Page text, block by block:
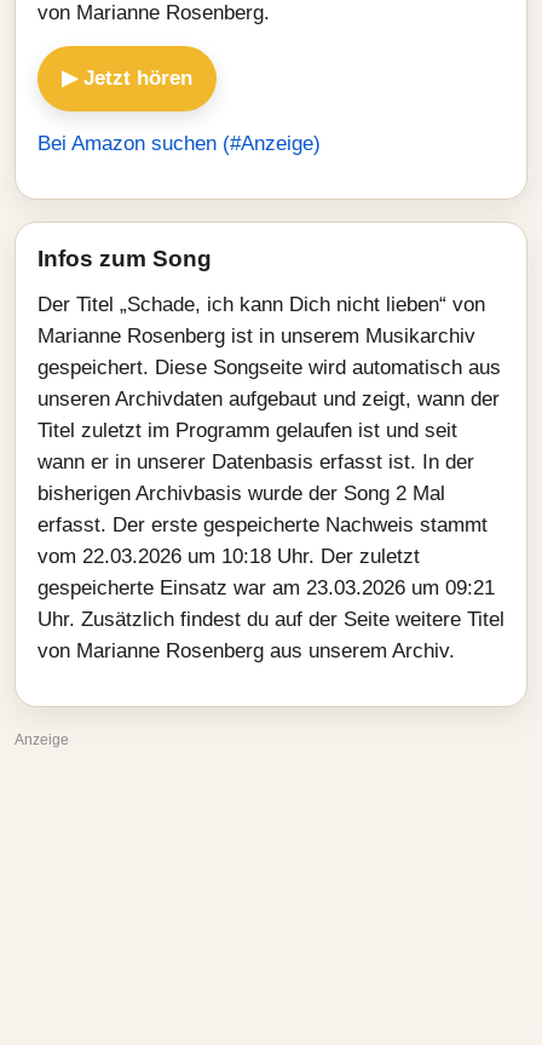
von Marianne Rosenberg.
▶ Jetzt hören
Bei Amazon suchen (#Anzeige)
Infos zum Song
Der Titel „Schade, ich kann Dich nicht lieben“ von
Marianne Rosenberg ist in unserem Musikarchiv
gespeichert. Diese Songseite wird automatisch aus
unseren Archivdaten aufgebaut und zeigt, wann der
Titel zuletzt im Programm gelaufen ist und seit
wann er in unserer Datenbasis erfasst ist. In der
bisherigen Archivbasis wurde der Song 2 Mal
erfasst. Der erste gespeicherte Nachweis stammt
vom 22.03.2026 um 10:18 Uhr. Der zuletzt
gespeicherte Einsatz war am 23.03.2026 um 09:21
Uhr. Zusätzlich findest du auf der Seite weitere Titel
von Marianne Rosenberg aus unserem Archiv.
Anzeige